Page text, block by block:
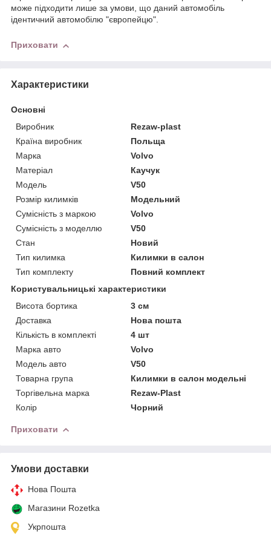
може підходити лише за умови, що даний автомобіль
ідентичний автомобілю "європейцю".
Приховати
Характеристики
Основні
Виробник
Rezaw-plast
Країна виробник
Польща
Марка
Volvo
Матеріал
Каучук
Модель
V50
Розмір килимків
Модельний
Сумісність з маркою
Volvo
Сумісність з моделлю
V50
Стан
Новий
Тип килимка
Килимки в салон
Тип комплекту
Повний комплект
Користувальницькі характеристики
Висота бортика
3 см
Доставка
Нова пошта
Кількість в комплекті
4 шт
Марка авто
Volvo
Модель авто
V50
Товарна група
Килимки в салон модельні
Торгівельна марка
Rezaw-Plast
Колір
Чорний
Приховати
Умови доставки
Нова Пошта
Магазини Rozetka
Укрпошта